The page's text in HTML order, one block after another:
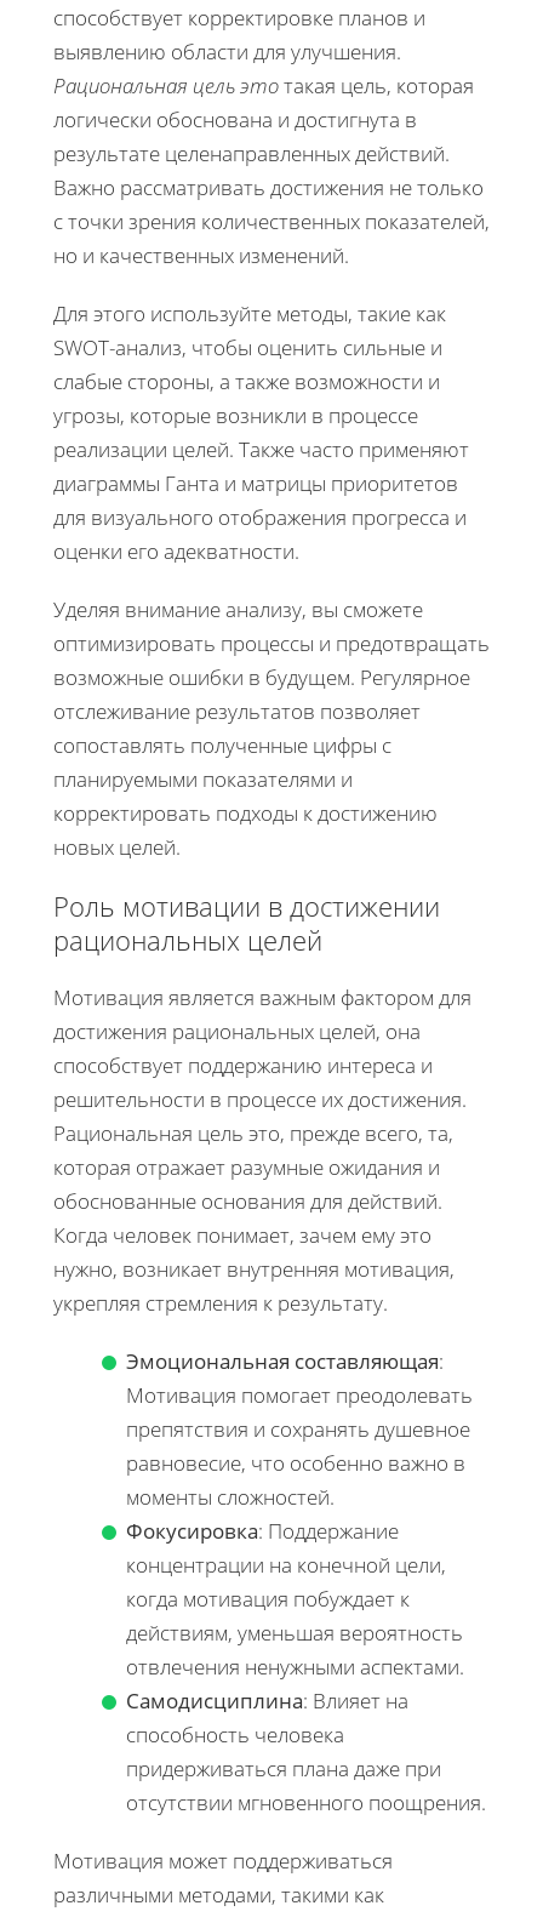
способствует корректировке планов и
выявлению области для улучшения.
Рациональная цель этотакая цель, которая
логически обоснована и достигнута в
результате целенаправленных действий.
Важно рассматривать достижения не только
с точки зрения количественных показателей,
но и качественных изменений.
Для этого используйте методы, такие как
SWOT-анализ, чтобы оценить сильные и
слабые стороны, а также возможности и
угрозы, которые возникли в процессе
реализации целей. Также часто применяют
диаграммы Ганта и матрицы приоритетов
для визуального отображения прогресса и
оценки его адекватности.
Уделяя внимание анализу, вы сможете
оптимизировать процессы и предотвращать
возможные ошибки в будущем. Регулярное
отслеживание результатов позволяет
сопоставлять полученные цифры с
планируемыми показателями и
корректировать подходы к достижению
новых целей.
Роль мотивации в достижении
рациональных целей
Мотивация является важным фактором для
достижения рациональных целей, она
способствует поддержанию интереса и
решительности в процессе их достижения.
Рациональная цель это, прежде всего, та,
которая отражает разумные ожидания и
обоснованные основания для действий.
Когда человек понимает, зачем ему это
нужно, возникает внутренняя мотивация,
укрепляя стремления к результату.
Эмоциональная составляющая:
Мотивация помогает преодолевать
препятствия и сохранять душевное
равновесие, что особенно важно в
моменты сложностей.
Фокусировка: Поддержание
концентрации на конечной цели,
когда мотивация побуждает к
действиям, уменьшая вероятность
отвлечения ненужными аспектами.
Самодисциплина: Влияет на
способность человека
придерживаться плана даже при
отсутствии мгновенного поощрения.
Мотивация может поддерживаться
различными методами, такими как